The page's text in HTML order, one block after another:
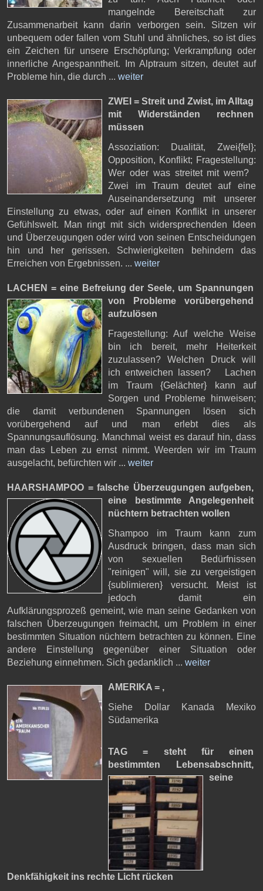
mangelnde Bereitschaft zur
Zusammenarbeit kann darin verborgen sein. Sitzen wir
unbequem oder fallen vom Stuhl und ähnliches, so ist dies
ein Zeichen für unsere Erschöpfung; Verkrampfung oder
innerliche Angespanntheit. Im Alptraum sitzen, deutet auf
Probleme hin, die durch ... weiter
ZWEI = Streit und Zwist, im Alltag
mit Widerständen rechnen
müssen
Assoziation: Dualität, Zwei{fel};
Opposition, Konflikt; Fragestellung:
Wer oder was streitet mit wem?
Zwei im Traum deutet auf eine
Auseinandersetzung mit unserer
Einstellung zu etwas, oder auf einen Konflikt in unserer
Gefühlswelt. Man ringt mit sich widersprechenden Ideen
und Überzeugungen oder wird von seinen Entscheidungen
hin und her gerissen. Schwierigkeiten behindern das
Erreichen von Ergebnissen. ... weiter
LACHEN = eine Befreiung der Seele, um Spannungen
von Probleme vorübergehend
aufzulösen
Fragestellung: Auf welche Weise
bin ich bereit, mehr Heiterkeit
zuzulassen? Welchen Druck will
ich entweichen lassen? Lachen
im Traum {Gelächter} kann auf
Sorgen und Probleme hinweisen;
die damit verbundenen Spannungen lösen sich
vorübergehend auf und man erlebt dies als
Spannungsauflösung. Manchmal weist es darauf hin, dass
man das Leben zu ernst nimmt. Weerden wir im Traum
ausgelacht, befürchten wir ... weiter
HAARSHAMPOO = falsche Überzeugungen aufgeben,
eine bestimmte Angelegenheit
nüchtern betrachten wollen
Shampoo im Traum kann zum
Ausdruck bringen, dass man sich
von sexuellen Bedürfnissen
"reinigen" will, sie zu vergeistigen
{sublimieren} versucht. Meist ist
jedoch damit ein
Aufklärungsprozeß gemeint, wie man seine Gedanken von
falschen Überzeugungen freimacht, um Problem in einer
bestimmten Situation nüchtern betrachten zu können. Eine
andere Einstellung gegenüber einer Situation oder
Beziehung einnehmen. Sich gedanklich ... weiter
AMERIKA = ,
Siehe Dollar Kanada Mexiko
Südamerika
TAG = steht für einen
bestimmten Lebensabschnitt,
seine
Denkfähigkeit ins rechte Licht rücken